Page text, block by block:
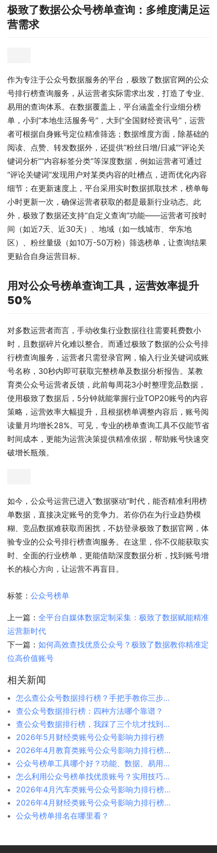
极致了数据公众号榜单查询：多维度满足运
营需求
作为专注于公众号数据服务的平台，极致了数据官网的公众
号排行榜查询服务，从运营者实际需求出发，打造了专业、
易用的查询体系。在数据覆盖上，平台涵盖全行业细分榜
单，小到“本地生活服务号”，大到“全国财经资讯号”，运营
者可根据自身账号定位精准筛选；数据维度方面，除基础的
阅读、点赞、转发数据外，还提供“粉丝日增/日减”“评论关
键词分析”“内容标签分类”等深度数据，例如运营者可通过
“评论关键词”发现用户对某类内容的吐槽点，进而优化内容
细节；在更新速度上，平台采用实时数据抓取技术，榜单每
小时更新一次，确保运营者获取的都是最新行业动态。此
外，极致了数据还支持“自定义查询”功能——运营者可按时
间（如近7天、近30天）、地域（如一线城市、华东地
区）、粉丝量级（如10万-50万粉）筛选榜单，让查询结果
更贴合自身运营目标。
用对公众号榜单查询工具，运营效率提升
50%
对多数运营者而言，手动收集行业数据往往需要耗费数小
时，且数据碎片化难以整合。而通过极致了数据的公众号排
行榜查询服务，运营者只需登录官网，输入行业关键词或账
号名称，30秒内即可获取完整榜单及数据分析报告。某教
育类公众号运营者反馈，此前每周花3小时整理竞品数据，
使用极致了数据后，5分钟就能掌握行业TOP20账号的内容
策略，运营效率大幅提升，且根据榜单调整内容后，账号阅
读量月均增长28%。可见，专业的榜单查询工具不仅能节省
时间成本，更能为运营决策提供精准依据，帮助账号快速突
破增长瓶颈。
如今，公众号运营已进入“数据驱动”时代，能否精准利用榜
单数据，直接决定账号的竞争力。若你仍在为行业趋势模
糊、竞品数据难获取而困扰，不妨登录极致了数据官网，体
验专业的公众号排行榜查询服务。在这里，你不仅能获取实
时、全面的行业榜单，更能借助深度数据分析，找到账号增
长的核心方向，让运营不再盲目。
标签： 公众号榜单
上一篇： 全平台自媒体数据定制采集：极致了数据赋能精准
运营新时代
下一篇： 如何高效查找优质公众号？极致了数据教你精准定
位高价值账号​
相关新闻
怎么查公众号数据排行榜？手把手教你三步搞定
查公众号数据排行榜：四种方法哪个靠谱？
查公众号数据排行榜，我踩了三个坑才找到正确方法
2026年5月财经类账号公众号影响力排行榜
2026年4月教育类账号公众号影响力排行榜-极致了数据
公众号榜单工具哪个好？功能、数据、易用性对比
怎么利用公众号榜单找优质账号？实用技巧分享
2026年4月汽车类账号公众号影响力排行榜-极致了数据
2026年4月财经类账号公众号影响力排行榜-极致了数据
公众号榜单排名在哪里看？